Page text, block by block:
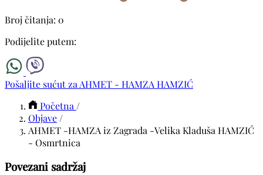
Broj čitanja: 0
Podijelite putem:
Pošaljite sućut za AHMET - HAMZA HAMZIĆ
Početna /
Objave /
AHMET -HAMZA iz Zagrada -Velika Kladuša HAMZIĆ
- Osmrtnica
Povezani sadržaj